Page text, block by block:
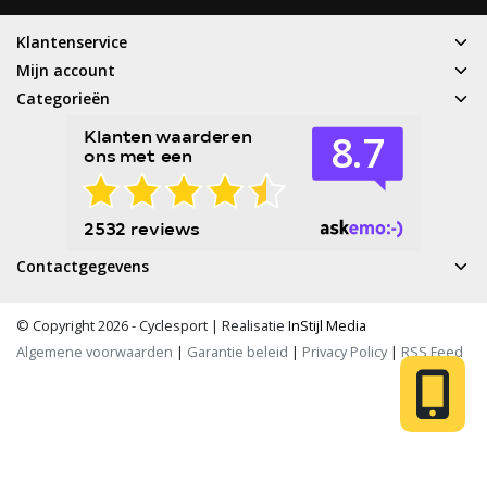
Klantenservice
Mijn account
Categorieën
Contactgegevens
© Copyright 2026 - Cyclesport | Realisatie InStijl Media
Algemene voorwaarden | Garantie beleid | Privacy Policy| RSS Feed